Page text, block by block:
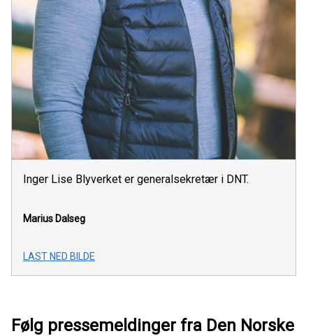
Inger Lise Blyverket er generalsekretær i DNT.
Marius Dalseg
LAST NED BILDE
Følg pressemeldinger fra Den Norske